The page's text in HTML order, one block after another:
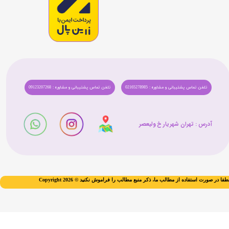
تلفن تماس پشتیبانی و مشاوره : 09123207268 تلفن تماس پشتیبانی و مشاوره : 02165278985
آدرس : تهران شهریار خ ولیعصر​​​​​​​